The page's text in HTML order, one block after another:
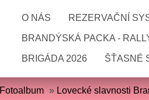
O NÁS REZERVAČNÍ
BRANDÝSKÁ PACKA -
BRIGÁDA 2026 ŠŤASNÉ
Fotoalbum » Lovecké slavnosti